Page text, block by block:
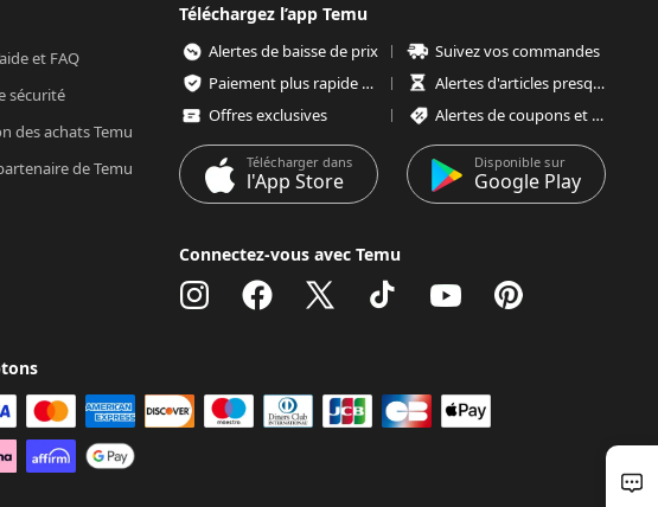
et FAQ
sécurité
des achats Temu
de Temu
Téléchargez l’app Temu
Alertes de baisse de prix
Suivez vos commandes
Paiement plus rapide et plus sécurisé
Alertes d'articles presque épuisés
Offres exclusives
Alertes de coupons et d'offres
Télécharger dans
l'App Store
Disponible sur
Google Play
Connectez-vous avec Temu